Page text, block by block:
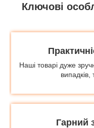
Ключові
Наші товарі дуже
випадків,
Гарний